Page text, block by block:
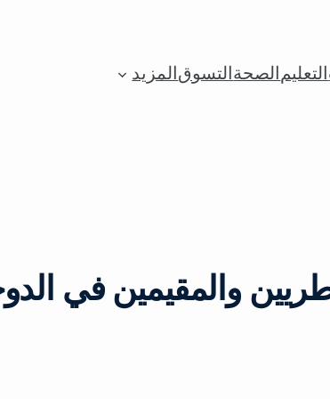
التعليم الصحة التسوق المزيد
والمقيمين في